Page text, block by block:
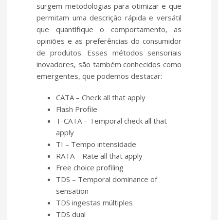
surgem metodologias para otimizar e que
permitam uma descrição rápida e versátil
que quantifique o comportamento, as
opiniões e as preferências do consumidor
de produtos. Esses métodos sensoriais
inovadores, são também conhecidos como
emergentes, que podemos destacar:
CATA – Check all that apply
Flash Profile
T-CATA – Temporal check all that
apply
TI – Tempo intensidade
RATA – Rate all that apply
Free choice profiling
TDS – Temporal dominance of
sensation
TDS ingestas múltiples
TDS dual